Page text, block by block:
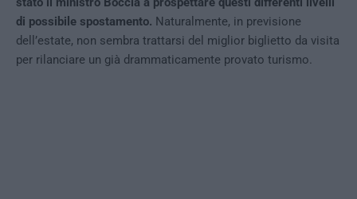
di possibile spostamento. Naturalmente, in previsione
dell’estate, non sembra trattarsi del miglior biglietto da visita
per rilanciare un già drammaticamente provato turismo.